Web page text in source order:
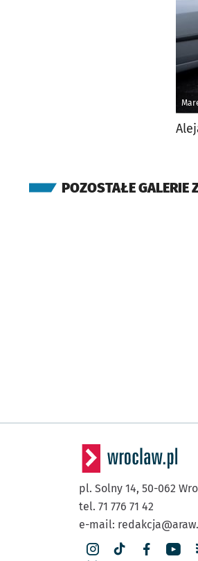
POZOSTAŁE GALERIE
pl. Solny 14, 50-062
tel. 71 776 71 42
e-mail: